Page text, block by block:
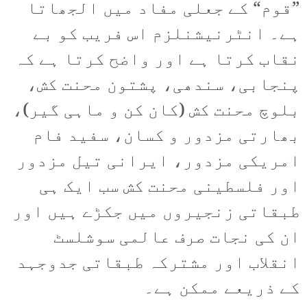
”قوم“ کے جعلی مفاد میں الجھاتا
ہے۔ انٹرنیشنلزم اس فریب کو بے
نقاب کرتا ہے اور واضح کرتا ہے کہ
پنجابی، سندھی، پشتون محنت کش،
بلوچ محنت کش (کان کن و ماہی گیر)،
بھارتی مزدور و کسان، سفید فام
امریکی مزدور، ایرانی تیل مزدور
اور فلسطینی محنت کش سب ایک ہی
طبقاتی زنجیروں میں جکڑے ہیں اور
ان کی نجات صرف عالمی سوشلسٹ
انقلاب اور مشترکہ طبقاتی جدوجہد
کے ذریعے ممکن ہے۔